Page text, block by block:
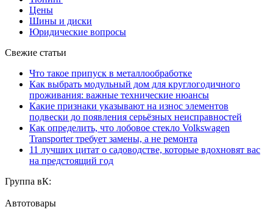
Цены
Шины и диски
Юридические вопросы
Свежие статьи
Что такое припуск в металлообработке
Как выбрать модульный дом для круглогодичного
проживания: важные технические нюансы
Какие признаки указывают на износ элементов
подвески до появления серьёзных неисправностей
Как определить, что лобовое стекло Volkswagen
Transporter требует замены, а не ремонта
11 лучших цитат о садоводстве, которые вдохновят вас
на предстоящий год
Группа вК:
Автотовары